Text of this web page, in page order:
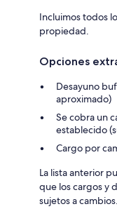
Incluimos todos
propiedad.
Opciones
Desayuno
aproximado)
Se cobra un
establecido
Cargo por
La lista anterior
que los cargos y
sujetos a cambios.